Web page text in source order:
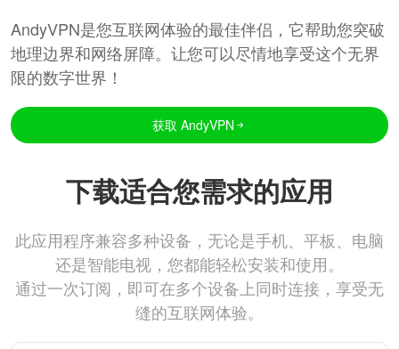
AndyVPN是您互联网体验的最佳伴侣，它帮助您突破
地理边界和网络屏障。让您可以尽情地享受这个无界
限的数字世界！
获取 AndyVPN
下载适合您需求的应用
此应用程序兼容多种设备，无论是手机、平板、电脑
还是智能电视，您都能轻松安装和使用。
通过一次订阅，即可在多个设备上同时连接，享受无
缝的互联网体验。